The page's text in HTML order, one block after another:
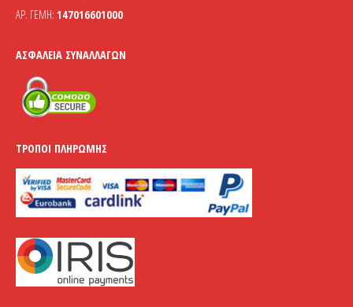
ΑΡ. ΓΕΜΗ: 147016601000
ΑΣΦΆΛΕΙΑ ΣΥΝΑΛΛΑΓΏΝ
ΤΡΌΠΟΙ ΠΛΗΡΩΜΉΣ